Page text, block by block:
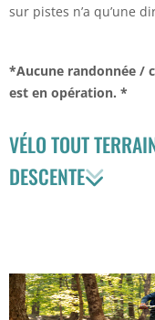
sur pistes n’a qu’une
*Aucune randonnée /
est en opération. *
VÉLO TOUT
DESCENTE